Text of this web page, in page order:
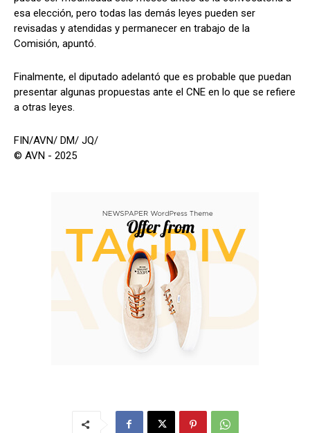
esa elección, pero todas las demás leyes pueden ser
revisadas y atendidas y permanecer en trabajo de la
Comisión, apuntó.
Finalmente, el diputado adelantó que es probable que puedan
presentar algunas propuestas ante el CNE en lo que se refiere
a otras leyes.
FIN/AVN/ DM/ JQ/
© AVN - 2025